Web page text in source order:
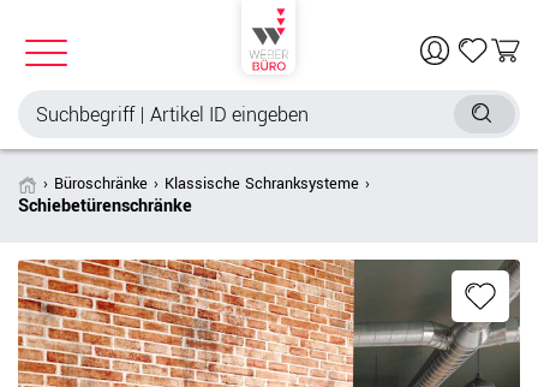
Büroschränke Klassische Schranksysteme
Schiebetürenschränke